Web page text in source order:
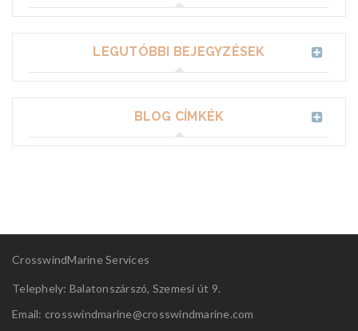
LEGUTÓBBI BEJEGYZÉSEK
BLOG CÍMKÉK
CrosswindMarine Services
Telephely: Balatonszárszó, Szemesi út 9.
Email: crosswindmarine@crosswindmarine.com